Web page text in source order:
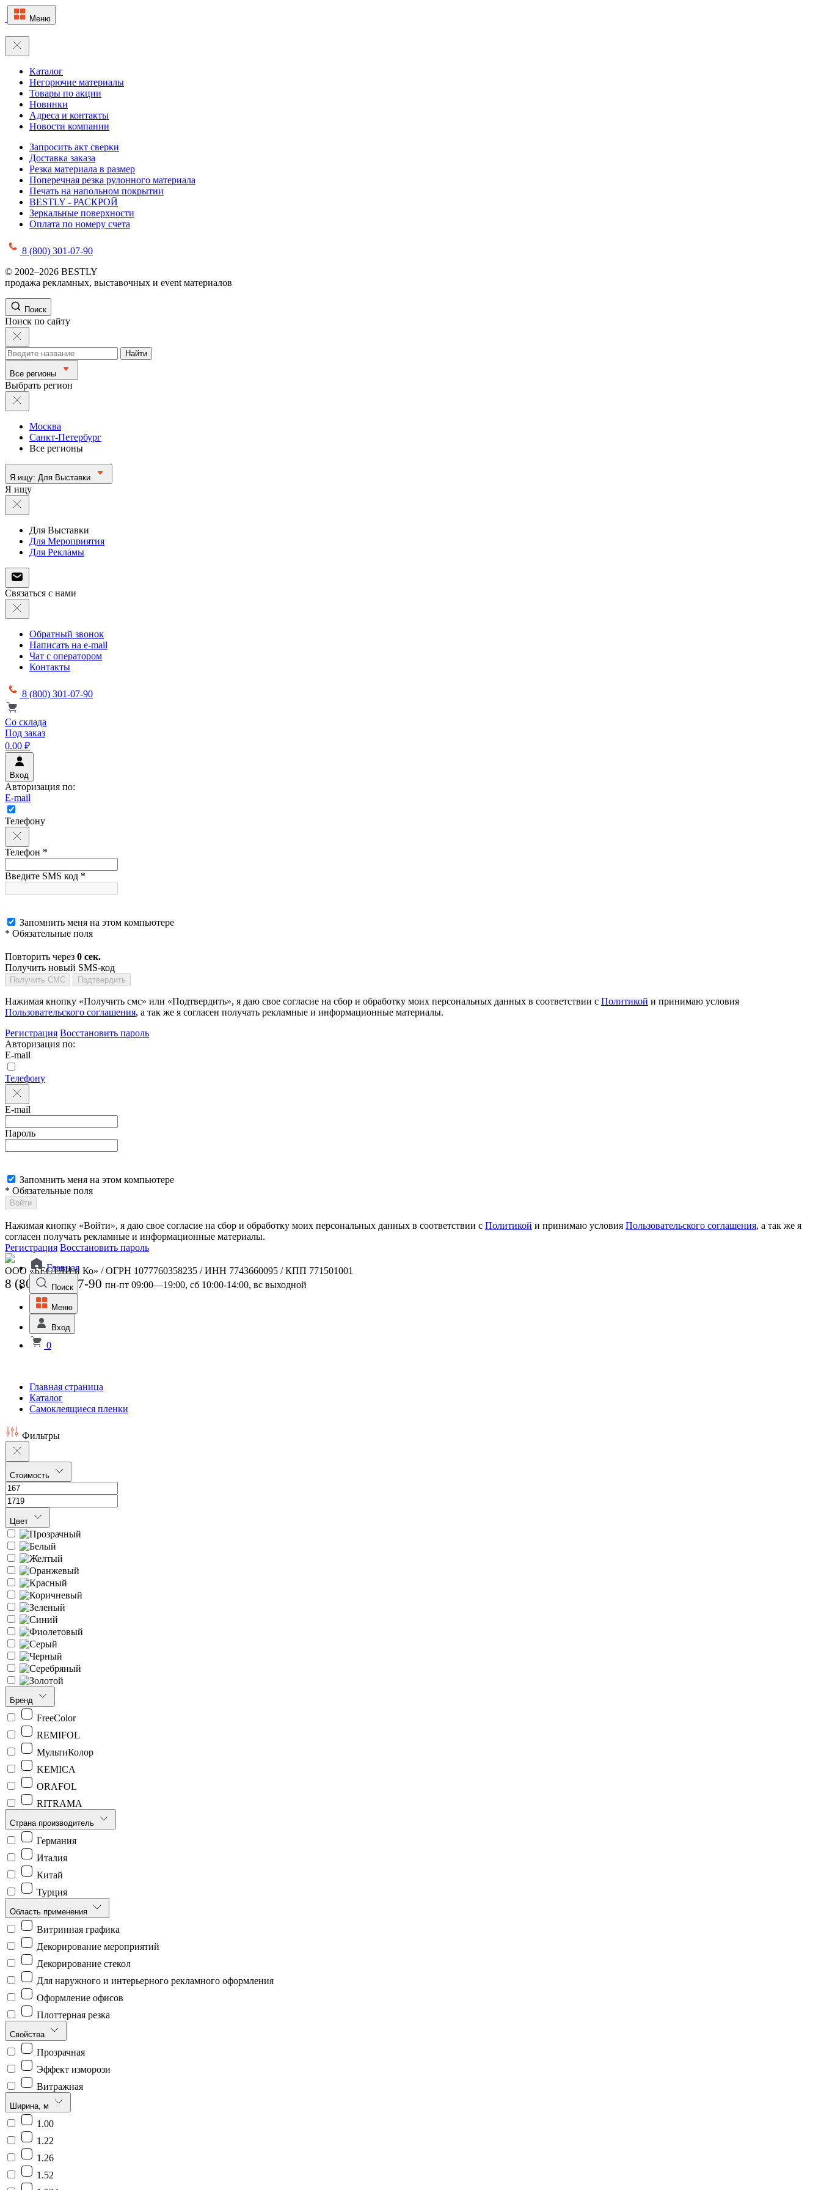
Меню
Каталог
Негорючие материалы
Товары по акции
Новинки
Адреса и контакты
Новости компании
Запросить акт сверки
Доставка заказа
Резка материала в размер
Поперечная резка рулонного материала
Печать на напольном покрытии
BESTLY - РАСКРОЙ
Зеркальные поверхности
Оплата по номеру счета
8 (800) 301-07-90
© 2002–2026 BESTLY
продажа рекламных, выставочных и event материалов
Поиск
Поиск по сайту
Найти
Все регионы
Выбрать регион
Москва
Санкт-Петербург
Все регионы
Я ищу: Для Выставки
Я ищу
Для Выставки
Для Мероприятия
Для Рекламы
Связаться с нами
Обратный звонок
Написать на e-mail
Чат с оператором
Контакты
8 (800) 301-07-90
Со склада
Под заказ
0.00 ₽
Вход
Авторизация по:
E-mail
Телефону
Телефон *
Введите SMS код *
Запомнить меня на этом компьютере
* Обязательные поля
Повторить через 0 сек.
Получить новый SMS-код
Получить СМС Подтвердить
Нажимая кнопку «Получить смс» или «Подтвердить», я даю свое согласие на сбор и обработку моих персональных данных в соответствии с Политикой и принимаю условия
Пользовательского соглашения, а так же я согласен получать рекламные и информационные материалы.
Регистрация Восстановить пароль
Авторизация по:
E-mail
Телефону
E-mail
Пароль
Запомнить меня на этом компьютере
* Обязательные поля
Войти
Нажимая кнопку «Войти», я даю свое согласие на сбор и обработку моих персональных данных в соответствии с Политикой и принимаю условия Пользовательского соглашения, а так же я
согласен получать рекламные и информационные материалы.
Регистрация Восстановить пароль
ООО «БЕСТЛИ и Ко» / ОГРН 1077760358235 / ИНН 7743660095 / КПП 771501001
8 (800) 301-07-90 пн-пт 09:00—19:00, сб 10:00-14:00, вс выходной
Главная
Поиск
Меню
Вход
0
Главная страница
Каталог
Самоклеящиеся пленки
Фильтры
Стоимость
Цвет
Бренд
FreeColor
REMIFOL
МультиКолор
KEMICA
ORAFOL
RITRAMA
Страна производитель
Германия
Италия
Китай
Турция
Область применения
Витринная графика
Декорирование мероприятий
Декорирование стекол
Для наружного и интерьерного рекламного оформления
Оформление офисов
Плоттерная резка
Свойства
Прозрачная
Эффект изморози
Витражная
Ширина, м
1.00
1.22
1.26
1.52